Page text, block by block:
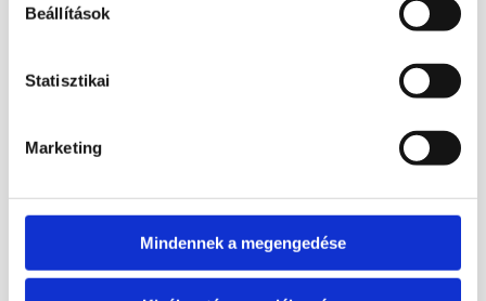
Beállítások
Statisztikai
Marketing
Mindennek a megengedése
Bővebb információ
Kosárba
teszem